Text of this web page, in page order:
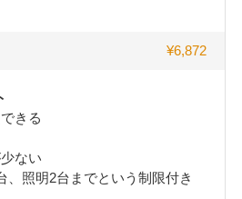
¥6,872
きる
ない
、照明2台までという制限付き